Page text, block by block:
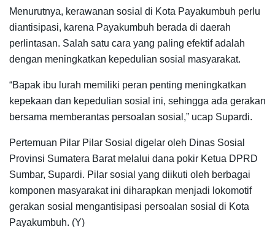
Menurutnya, kerawanan sosial di Kota Payakumbuh perlu
diantisipasi, karena Payakumbuh berada di daerah
perlintasan. Salah satu cara yang paling efektif adalah
dengan meningkatkan kepedulian sosial masyarakat.
“Bapak ibu lurah memiliki peran penting meningkatkan
kepekaan dan kepedulian sosial ini, sehingga ada gerakan
bersama memberantas persoalan sosial,” ucap Supardi.
Pertemuan Pilar Pilar Sosial digelar oleh Dinas Sosial
Provinsi Sumatera Barat melalui dana pokir Ketua DPRD
Sumbar, Supardi. Pilar sosial yang diikuti oleh berbagai
komponen masyarakat ini diharapkan menjadi lokomotif
gerakan sosial mengantisipasi persoalan sosial di Kota
Payakumbuh. (Y)